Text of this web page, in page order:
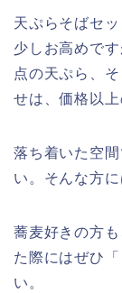
天ぷらそばセ
少しお高めで
点の天ぷら、
せは、価格以
落ち着いた空
い。そんな方
蕎麦好きの方
た際にはぜひ
い。